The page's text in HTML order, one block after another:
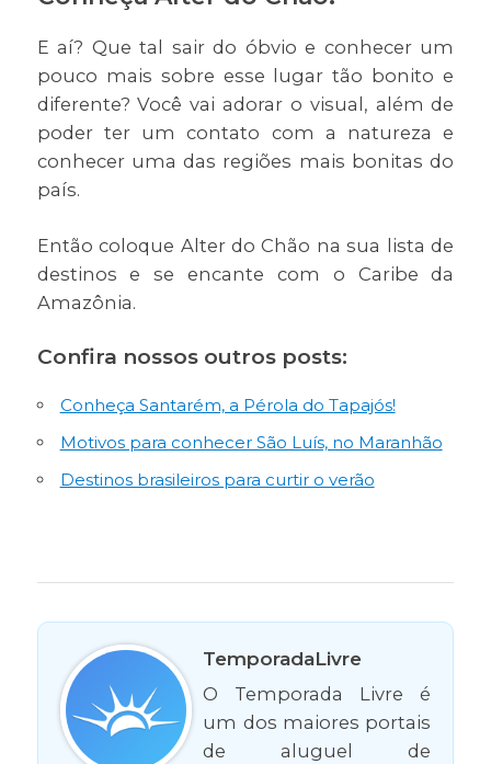
E aí? Que tal sair do óbvio e conhecer um
pouco mais sobre esse lugar tão bonito e
diferente? Você vai adorar o visual, além de
poder ter um contato com a natureza e
conhecer uma das regiões mais bonitas do
país.
Então coloque Alter do Chão na sua lista de
destinos e se encante com o Caribe da
Amazônia.
Confira nossos outros posts:
Conheça Santarém, a Pérola do Tapajós!
Motivos para conhecer São Luís, no Maranhão
Destinos brasileiros para curtir o verão
TemporadaLivre
O Temporada Livre é
um dos maiores portais
de aluguel de